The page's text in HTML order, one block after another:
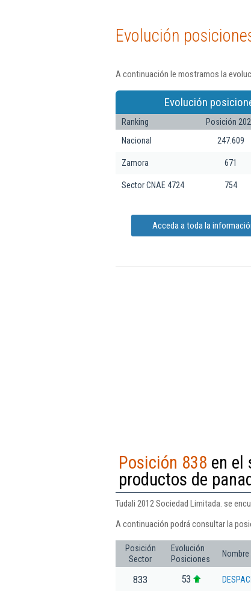
Evolución
A continuación le mostramos la
Evolución
Ranking Posición
Nacional
247.609
Zamora 671
Sector CNAE 4724 754
Acceda a toda la
Posición 838 en el
productos de
Tudali 2012 Sociedad Limitada. se
A continuación podrá consultar la
Posición
Sector
Evolución
Posiciones
Nombre
833 53